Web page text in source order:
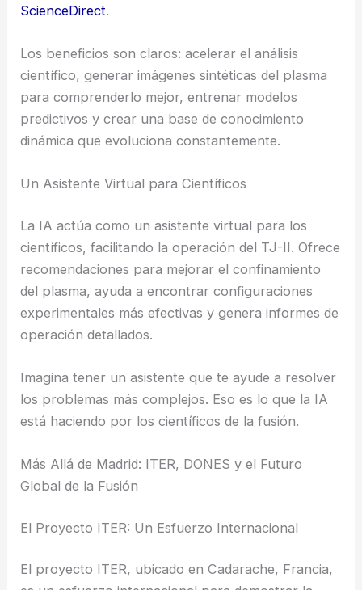
ScienceDirect.
Los beneficios son claros: acelerar el análisis
científico, generar imágenes sintéticas del plasma
para comprenderlo mejor, entrenar modelos
predictivos y crear una base de conocimiento
dinámica que evoluciona constantemente.
Un Asistente Virtual para Científicos
La IA actúa como un asistente virtual para los
científicos, facilitando la operación del TJ-II. Ofrece
recomendaciones para mejorar el confinamiento
del plasma, ayuda a encontrar configuraciones
experimentales más efectivas y genera informes de
operación detallados.
Imagina tener un asistente que te ayude a resolver
los problemas más complejos. Eso es lo que la IA
está haciendo por los científicos de la fusión.
Más Allá de Madrid: ITER, DONES y el Futuro
Global de la Fusión
El Proyecto ITER: Un Esfuerzo Internacional
El proyecto ITER, ubicado en Cadarache, Francia,